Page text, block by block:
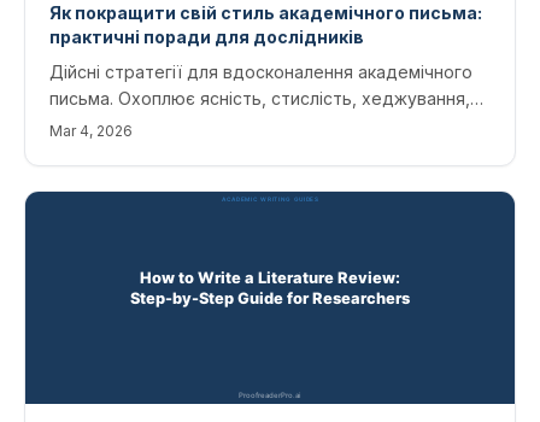
Як покращити свій стиль академічного письма:
практичні поради для дослідників
Дійсні стратегії для вдосконалення академічного
письма. Охоплює ясність, стислість, хеджування,
структуру абзаців і те, як інструменти редагування
Mar 4, 2026